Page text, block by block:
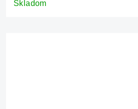
Grey
Skladom